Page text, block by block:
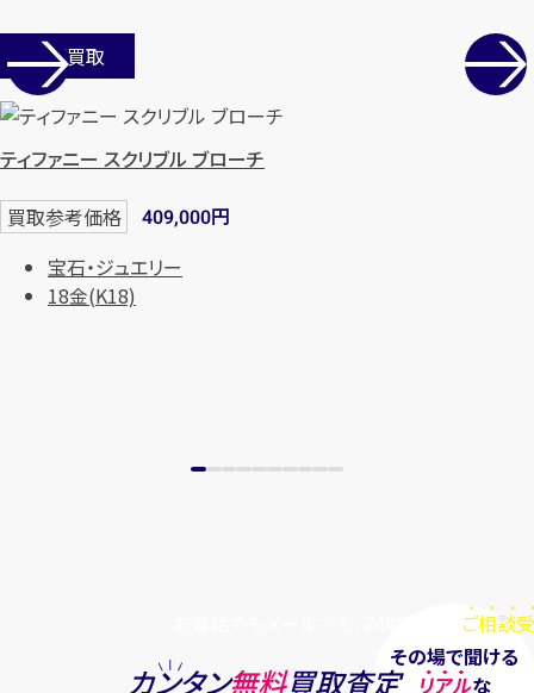
店舗買取
ティファニー スクリブル ブローチ
買取参考価格 409,000円
宝石・ジュエリー
18金(K18)
ご相談
その場で聞ける
リアルな
カンタン無料買取査定